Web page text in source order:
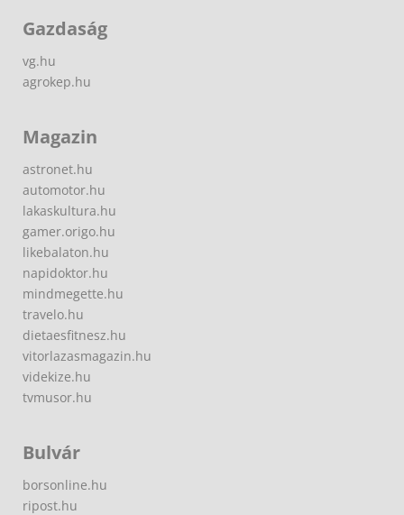
Gazdaság
vg.hu
agrokep.hu
Magazin
astronet.hu
automotor.hu
lakaskultura.hu
gamer.origo.hu
likebalaton.hu
napidoktor.hu
mindmegette.hu
travelo.hu
dietaesfitnesz.hu
vitorlazasmagazin.hu
videkize.hu
tvmusor.hu
Bulvár
borsonline.hu
ripost.hu